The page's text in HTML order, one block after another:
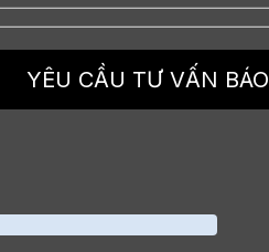
YÊU CẦU TƯ VẤN